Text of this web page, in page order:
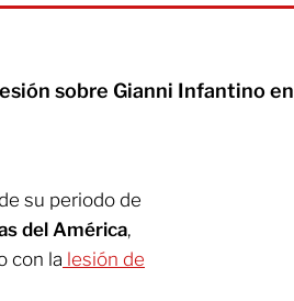
sobre Gianni Infantino en
su periodo de
del América,
con la lesión de